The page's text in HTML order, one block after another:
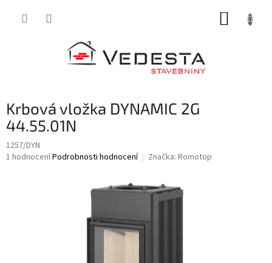
Krbová vložka DYNAMIC 2G
44.55.01N
1257/DYN
Průměrné
1 hodnoceníPodrobnosti hodnocení Značka: Romotop